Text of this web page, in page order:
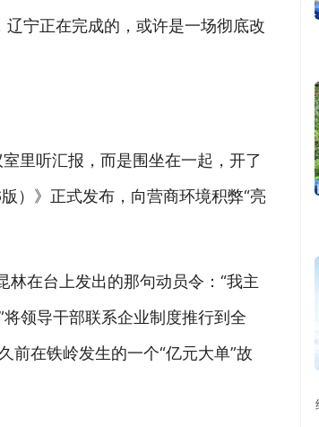
辽宁正在完成的，或许是一场彻底改
里听汇报，而是围坐在一起，开了
）》正式发布，向营商环境积弊“亮
林在台上发出的那句动员令：“我主
领导干部联系企业制度推行到全
前在铁岭发生的一个“亿元大单”故